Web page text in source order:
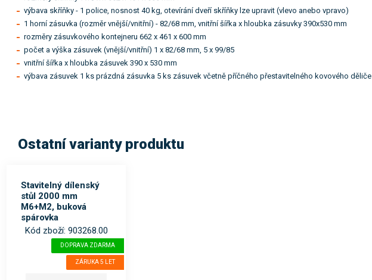
výbava skříňky - 1 police, nosnost 40 kg, otevírání dveří skříňky lze upravit (vlevo anebo vpravo)
1 horní zásuvka (rozměr vnější/vnitřní) - 82/68 mm, vnitřní šířka x hloubka zásuvky 390x530 mm
rozměry zásuvkového kontejneru 662 x 461 x 600 mm
počet a výška zásuvek (vnější/vnitřní) 1 x 82/68 mm, 5 x 99/85
vnitřní šířka x hloubka zásuvek 390 x 530 mm
výbava zásuvek 1 ks prázdná zásuvka 5 ks zásuvek včetně příčného přestavitelného kovového děliče
Ostatní varianty produktu
Stavitelný dílenský
stůl 2000 mm
M6+M2, buková
spárovka
Kód zboží: 903268.00
DOPRAVA ZDARMA
ZÁRUKA 5 LET